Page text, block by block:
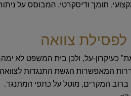
מקצועי, תומך ודיסקרטי, המבוסס על
לפסילת צוואה
כעיקרון-על, ולכן בית המשפט לא
המאפשרות הגשת התנגדות לצוואה
ברוב המקרים, מוטל על כתפי המתנגד.